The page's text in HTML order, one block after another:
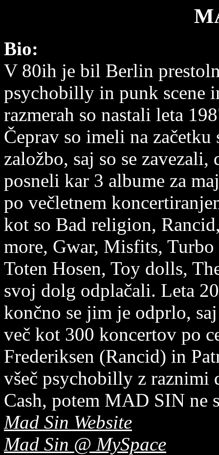
Bio:
V 80ih je bil Berlin
psychobilly in punk scene
razmerah so nastali leta
Čeprav so imeli na začetku
založbo, saj so se zavezali,
posneli kar 3 albume za
po večletnem
kot so Bad religion,
more, Gwar, Misfits,
Toten Hosen, Toy dolls,
svoj dolg odplačali. Leta
končno se jim je odprlo,
več kot 300 koncertov po
Frederiksen (Rancid) in
všeč psychobilly z raznimi
Cash, potem MAD SIN ne
Mad Sin Website
Mad Sin @ MySpace